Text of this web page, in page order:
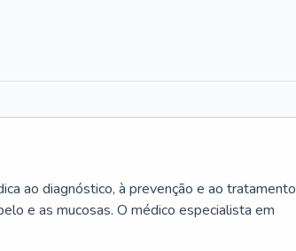
ao diagnóstico, à prevenção e ao tratamento
e as mucosas. O médico especialista em